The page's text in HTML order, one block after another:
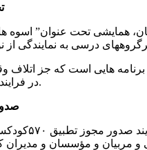
همایشی تحت عنوان” اسوه
هایی است که جز
در فرایند یادگیری و یاددهی و تعلیم و تربیت ندارد.
صدور
خدابنده با بیان اینکه